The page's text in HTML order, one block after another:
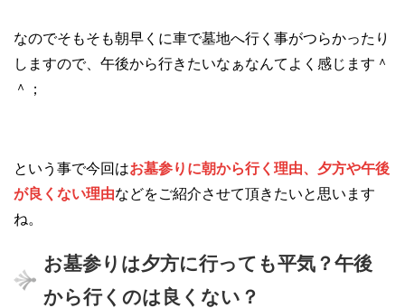
なのでそもそも朝早くに車で墓地へ行く事がつらかったり
しますので、午後から行きたいなぁなんてよく感じます＾
＾；
という事で今回はお墓参りに朝から行く理由、夕方や午後
が良くない理由などをご紹介させて頂きたいと思います
ね。
お墓参りは夕方に行っても平気？午後
から行くのは良くない？